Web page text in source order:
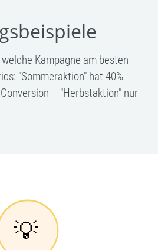
Kampagne am besten
"Sommeraktion" hat 40%
– "Herbstaktion" nur